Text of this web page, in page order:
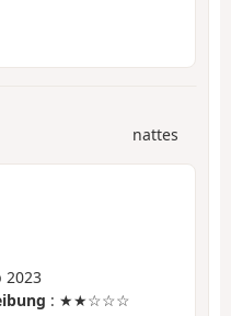
nattes
2023
: ★★☆☆☆